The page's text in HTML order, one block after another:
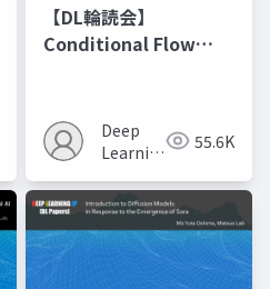
【DL輪読会】
Conditional Flow
Deep
Learning
55.6K